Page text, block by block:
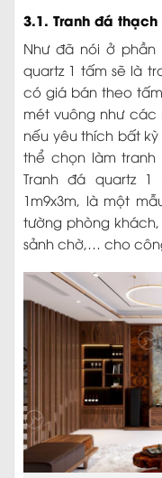
3.1. Tranh đá
Như đã nói ở
quartz 1 tấm sẽ là
có giá bán theo
mét vuông như các
nếu yêu thích bất
thể chọn làm
Tranh đá quartz
1m9x3m, là một
tường phòng
sảnh chờ,… cho